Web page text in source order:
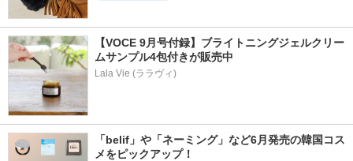
【VOCE 9月号付録】ブライトニングジェルクリー
ムサンプル4包付きが販売中
Lala Vie (ララヴィ)
「belif」や「ネーミング」など6月発売の韓国コス
メをピックアップ！